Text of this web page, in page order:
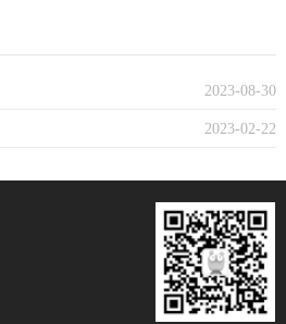
2023-08-30
2023-02-22